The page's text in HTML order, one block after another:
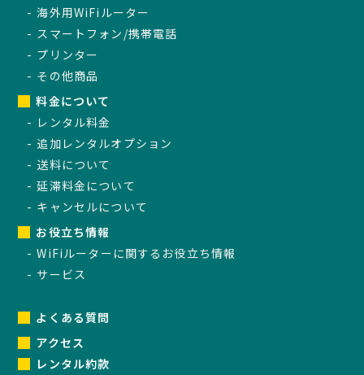
海外用WiFiルーター
スマートフォン/携帯電話
プリンター
その他商品
料金について
レンタル料金
追加レンタルオプション
送料について
延滞料金について
キャンセルについて
お役立ち情報
WiFiルーターに関するお役立ち情報
サービス
よくある質問
アクセス
レンタル約款